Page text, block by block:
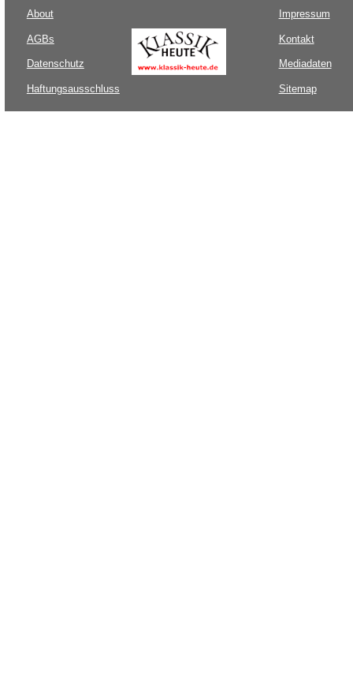
About
AGBs
Datenschutz
Haftungsausschluss
Impressum
Kontakt
Mediadaten
Sitemap